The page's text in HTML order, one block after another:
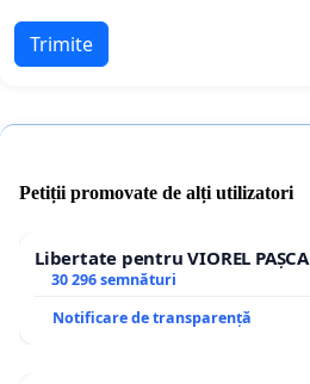
Trimite
Petiții promovate de alți utilizatori
Libertate pentru VIOREL PAȘCA
30 296 semnături
Notificare de transparență